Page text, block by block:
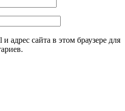
адрес сайта в этом браузере для